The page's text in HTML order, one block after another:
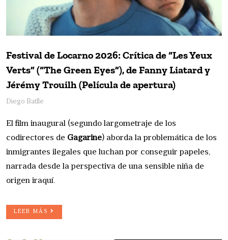
Festival de Locarno 2026: Crítica de “Les Yeux
Verts” (“The Green Eyes”), de Fanny Liatard y
Jérémy Trouilh (Película de apertura)
Diego Batlle
El film inaugural (segundo largometraje de los
codirectores de Gagarine) aborda la problemática de los
inmigrantes ilegales que luchan por conseguir papeles,
narrada desde la perspectiva de una sensible niña de
origen iraquí.
LEER MÁS